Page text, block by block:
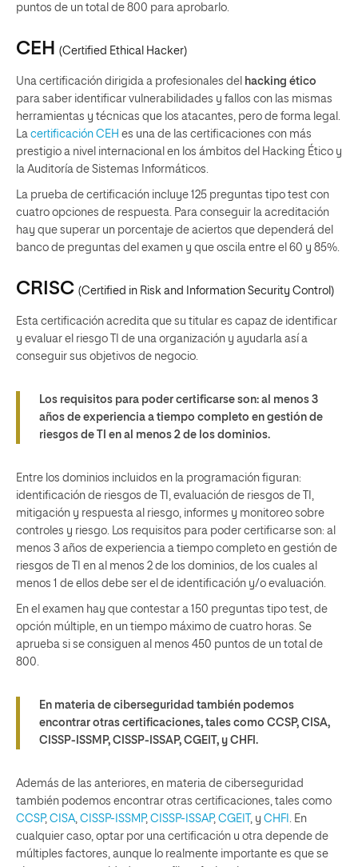
puntos de un total de 800 para aprobarlo.
CEH (Certified Ethical Hacker)
Una certificación dirigida a profesionales del hacking ético
para saber identificar vulnerabilidades y fallos con las mismas
herramientas y técnicas que los atacantes, pero de forma legal.
La certificación CEH es una de las certificaciones con más
prestigio a nivel internacional en los ámbitos del Hacking Ético y
la Auditoría de Sistemas Informáticos.
La prueba de certificación incluye 125 preguntas tipo test con
cuatro opciones de respuesta. Para conseguir la acreditación
hay que superar un porcentaje de aciertos que dependerá del
banco de preguntas del examen y que oscila entre el 60 y 85%.
CRISC (Certified in Risk and Information Security Control )
Esta certificación acredita que su titular es capaz de identificar
y evaluar el riesgo TI de una organización y ayudarla así a
conseguir sus objetivos de negocio.
Los requisitos para poder certificarse son: al menos 3
años de experiencia a tiempo completo en gestión de
riesgos de TI en al menos 2 de los dominios.
Entre los dominios incluidos en la programación figuran:
identificación de riesgos de TI, evaluación de riesgos de TI,
mitigación y respuesta al riesgo, informes y monitoreo sobre
controles y riesgo. Los requisitos para poder certificarse son: al
menos 3 años de experiencia a tiempo completo en gestión de
riesgos de TI en al menos 2 de los dominios, de los cuales al
menos 1 de ellos debe ser el de identificación y/o evaluación.
En el examen hay que contestar a 150 preguntas tipo test, de
opción múltiple, en un tiempo máximo de cuatro horas. Se
aprueba si se consiguen al menos 450 puntos de un total de
800.
En materia de ciberseguridad también podemos
encontrar otras certificaciones, tales como CCSP, CISA,
CISSP-ISSMP, CISSP-ISSAP, CGEIT, y CHFI.
Además de las anteriores, en materia de ciberseguridad
también podemos encontrar otras certificaciones, tales como
CCSP, CISA, CISSP-ISSMP, CISSP-ISSAP, CGEIT , y CHFI . En
cualquier caso, optar por una certificación u otra depende de
múltiples factores, aunque lo realmente importante es que se